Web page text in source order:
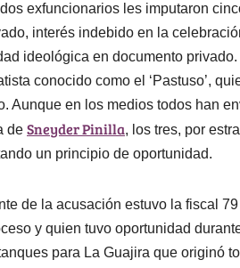
exfuncionarios les imputaron
interés indebido en la
ideológica en documento
conocido como el ‘Pastuso’,
Aunque en los medios todos han
de Sneyder Pinilla, los tres, por
un principio de oportunidad.
de la acusación estuvo la fiscal
y quien tuvo oportunidad
para La Guajira que originó